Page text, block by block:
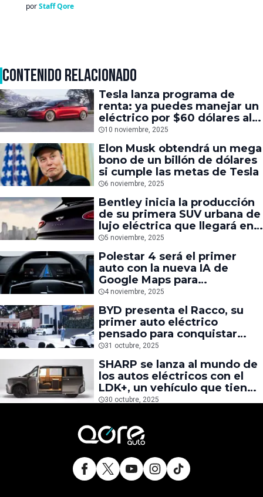
porStaff Qore
CONTENIDO RELACIONADO
Tesla lanza programa de
renta: ya puedes manejar un
eléctrico por $60 dólares al
día
10 noviembre, 2025
Elon Musk obtendrá un mega
bono de un billón de dólares
si cumple las metas de Tesla
6 noviembre, 2025
Bentley inicia la producción
de su primera SUV urbana de
lujo eléctrica que llegará en
2026
5 noviembre, 2025
Polestar 4 será el primer
auto con la nueva IA de
Google Maps para
mantenerte en el carril
correcto
4 noviembre, 2025
BYD presenta el Racco, su
primer auto eléctrico
pensado para conquistar
mercados fuera de China
31 octubre, 2025
SHARP se lanza al mundo de
los autos eléctricos con el
LDK+, un vehículo que tiene
sala y comedor en su interior
30 octubre, 2025